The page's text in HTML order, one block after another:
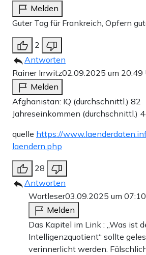
Melden
Guter Tag für Frankreich, Opfern
2
Antworten
Rainer Irrwitz02.09.2025 um 20:49
Melden
Afghanistan: IQ (durchschnittl.) 82
Jahreseinkommen (durchschnittl.)
quelle https://
laendern.php
28
Antworten
Wortleser03.09.2025 um
Melden
Das Kapitel im Link : „Was ist
Intelligenzquotient“ sollte
verinnerlicht werden.